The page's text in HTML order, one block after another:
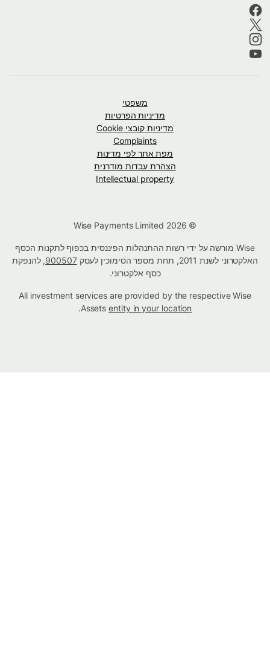
משפטי
מדיניות הפרטיות
מדיניות קובצי Cookie
Complaints
מפת אתר לפי מדינות
הצהרת עבדות מודרנית
Intellectual property
Wise מורשה על ידי רשות ההתנהלות הפיננסית בכפוף לתקנות הכסף
האלקטרוני לשנת 2011, תחת מספר הסימוכין לעסק
900507, להנפקת
כסף אלקטרוני.
All investment services are provided by the respective Wise
Assetsentity in your location
.